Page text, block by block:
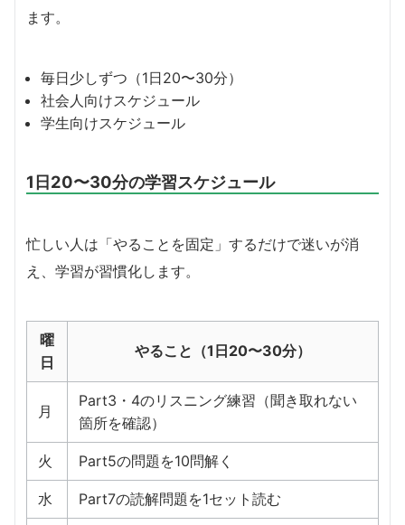
ます。
毎日少しずつ（1日20〜30分）
社会人向けスケジュール
学生向けスケジュール
1日20〜30分の学習スケジュール
忙しい人は「やることを固定」するだけで迷いが消
え、学習が習慣化します。
曜
日
やること（1日20〜30分）
月
Part3・4のリスニング練習（聞き取れない
箇所を確認）
火 Part5の問題を10問解く
水 Part7の読解問題を1セット読む